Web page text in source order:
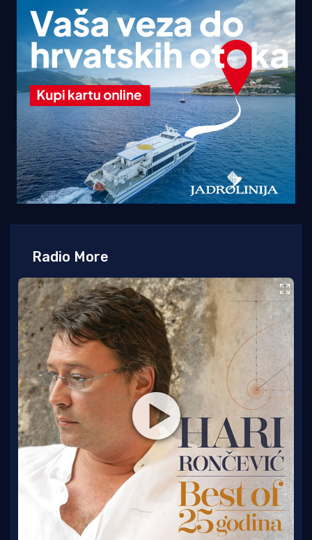
Radio More